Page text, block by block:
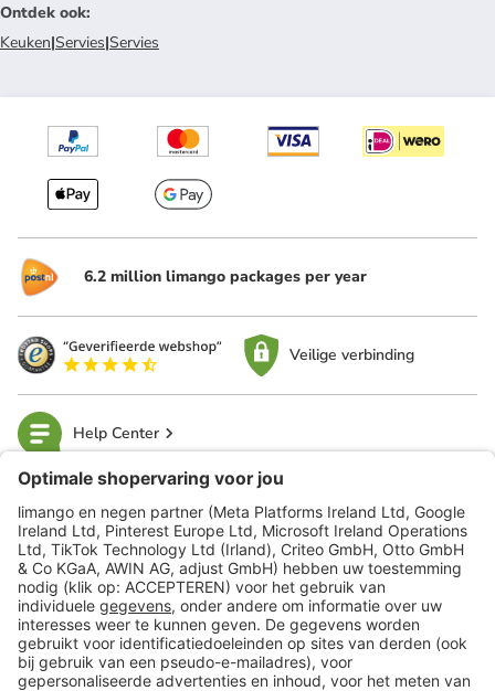
Ontdek ook:
Keuken|Servies|Servies
6.2 million limango packages per year
Veilige verbinding
Help Center
limango
Veilig winkelen
Klantenservice
Shop